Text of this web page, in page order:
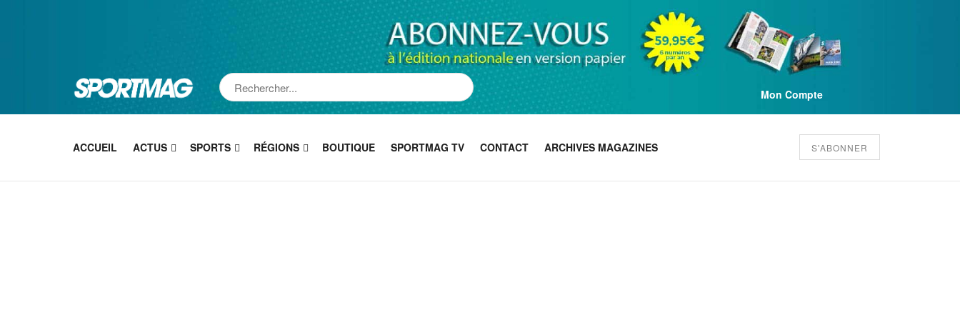
Mon Compte
ACCUEIL ACTUS SPORTS RÉGIONS BOUTIQUE SPORTMAG TV CONTACT ARCHIVES MAGAZINES S'ABONNER